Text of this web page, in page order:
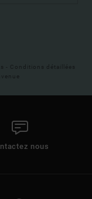
- Conditions détaillées
nous